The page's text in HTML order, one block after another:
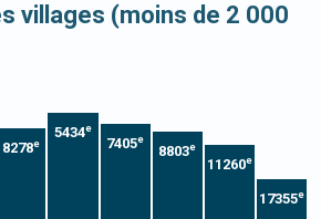
villages (moins de 2 000
8278e
5434e
7405e
8803e
11260e
17355e